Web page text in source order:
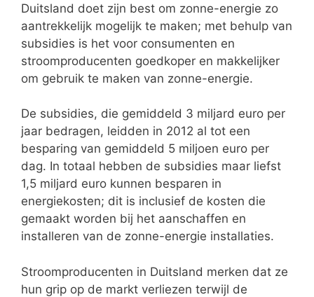
Duitsland doet zijn best om zonne-energie zo
aantrekkelijk mogelijk te maken; met behulp van
subsidies is het voor consumenten en
stroomproducenten goedkoper en makkelijker
om gebruik te maken van zonne-energie.
De subsidies, die gemiddeld 3 miljard euro per
jaar bedragen, leidden in 2012 al tot een
besparing van gemiddeld 5 miljoen euro per
dag. In totaal hebben de subsidies maar liefst
1,5 miljard euro kunnen besparen in
energiekosten; dit is inclusief de kosten die
gemaakt worden bij het aanschaffen en
installeren van de zonne-energie installaties.
Stroomproducenten in Duitsland merken dat ze
hun grip op de markt verliezen terwijl de